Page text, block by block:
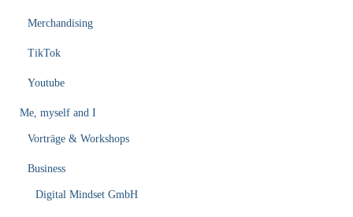
Merchandising
TikTok
Youtube
Me, myself and I
Vorträge & Workshops
Business
Digital Mindset GmbH